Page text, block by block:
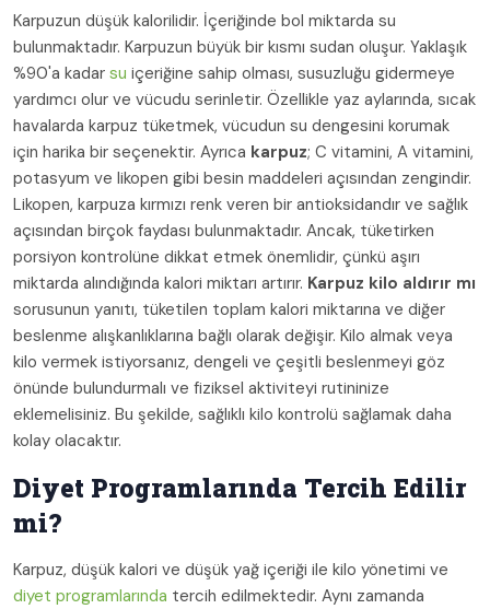
Karpuzun düşük kalorilidir. İçeriğinde bol miktarda su
bulunmaktadır. Karpuzun büyük bir kısmı sudan oluşur. Yaklaşık
%90'a kadar su içeriğine sahip olması, susuzluğu gidermeye
yardımcı olur ve vücudu serinletir. Özellikle yaz aylarında, sıcak
havalarda karpuz tüketmek, vücudun su dengesini korumak
için harika bir seçenektir. Ayrıca karpuz; C vitamini, A vitamini,
potasyum ve likopen gibi besin maddeleri açısından zengindir.
Likopen, karpuza kırmızı renk veren bir antioksidandır ve sağlık
açısından birçok faydası bulunmaktadır. Ancak, tüketirken
porsiyon kontrolüne dikkat etmek önemlidir, çünkü aşırı
miktarda alındığında kalori miktarı artırır. Karpuz kilo aldırır mı
sorusunun yanıtı, tüketilen toplam kalori miktarına ve diğer
beslenme alışkanlıklarına bağlı olarak değişir. Kilo almak veya
kilo vermek istiyorsanız, dengeli ve çeşitli beslenmeyi göz
önünde bulundurmalı ve fiziksel aktiviteyi rutininize
eklemelisiniz. Bu şekilde, sağlıklı kilo kontrolü sağlamak daha
kolay olacaktır.
Diyet Programlarında Tercih Edilir
mi?
Karpuz, düşük kalori ve düşük yağ içeriği ile kilo yönetimi ve
diyet programlarında tercih edilmektedir. Aynı zamanda